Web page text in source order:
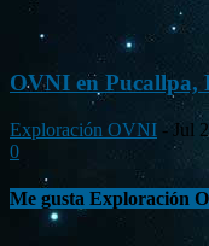
OVNI en Pucallpa,
Exploración OVNI - Jul
0
Me gusta Exploración